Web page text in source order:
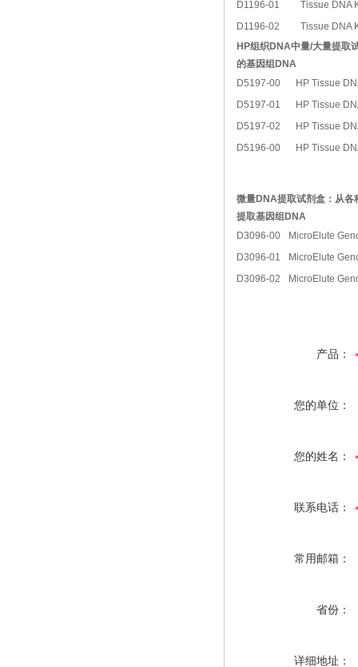
D1196-01
Tissue DNA
D1196-02
Tissue DNA
HP组织DNA中量/大量提取
的基因组DNA
D5197-00
HP Tissue
D5197-01
HP Tissue
D5197-02
HP Tissue
D5196-00
HP Tissue
微量DNA提取试剂盒：从各
提取基因组DNA
D3096-00
MicroElute
D3096-01
MicroElute
D3096-02
MicroElute
产品：
您的单位：
您的姓名：
联系电话：
常用邮箱：
省份：
详细地址：